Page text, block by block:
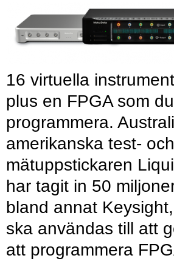
16 virtuella
plus en FPGA som
programmera.
amerikanska test- och
mätuppstickaren
har tagit in 50
bland annat
ska användas till att
att programmera